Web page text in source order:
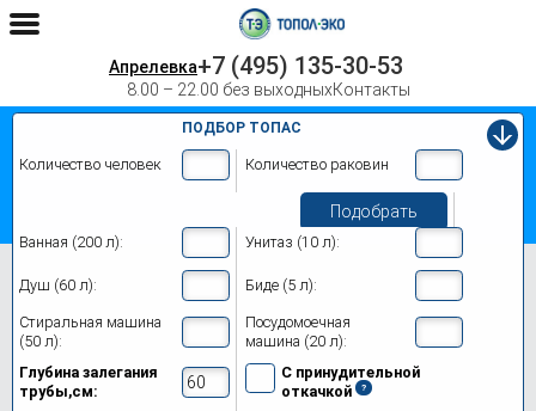
Апрелевка+7 (495) 135-30-53
8.00 – 22.00 без выходныхКонтакты
ПОДБОР ТОПАС
Количество человек Количество раковин
Подобрать
Ванная (200 л): Унитаз (10 л):
Душ (60 л): Биде (5 л):
Стиральная машина
(50 л):
Посудомоечная
машина (20 л):
Глубина залегания
трубы,см:
С принудительной
откачкой
Септик Топас 12 Лонг в Апрелевке
Модификации
Цены на монтаж